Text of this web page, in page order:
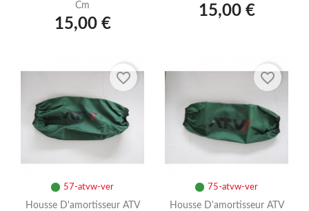
Cm
15,00 €
15,00 €
57-atvw-ver
Housse D'amortisseur ATV
favorite_border
75-atvw-ver
Housse D'amortisseur ATV
favorite_border